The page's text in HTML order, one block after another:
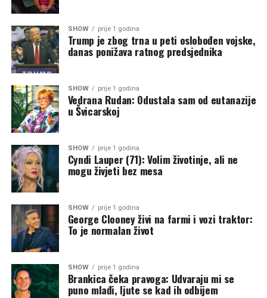
SHOW prije 1 godina
Trump je zbog trna u peti oslobođen vojske,
danas ponižava ratnog predsjednika
SHOW prije 1 godina
Vedrana Rudan: Odustala sam od eutanazije
u Švicarskoj
SHOW prije 1 godina
Cyndi Lauper (71): Volim životinje, ali ne
mogu živjeti bez mesa
SHOW prije 1 godina
George Clooney živi na farmi i vozi traktor:
To je normalan život
SHOW prije 1 godina
Brankica čeka pravoga: Udvaraju mi se
puno mlađi, ljute se kad ih odbijem